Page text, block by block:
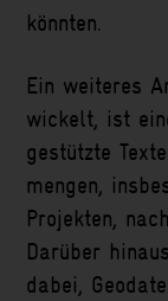
könnten.
Ein weiteres
wickelt, ist
gestützte
mengen,
Projekten,
Darüber
dabei,